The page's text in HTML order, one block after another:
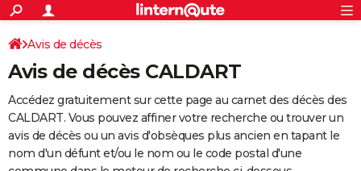
ACTUALITÉS
Politique
Société
Faits Divers
Education
Monde
Villes
+
SPORT
Coupe du monde 2026
Football
Tennis
Cyclisme
Rugby
Forum
Programme TV
TNT
Streaming
Cinéma
Sorties cinéma
Musique
+
FINANCE
Retraite
Epargne
Immobilier
Risques naturels par ville
Banque
Assurance
AUTO
Avis de décès
Avis de décès CALDART
Accédez gratuitement sur cette page au carnet des décès des
CALDART. Vous pouvez affiner votre recherche ou trouver un
avis de décès ou un avis d'obsèques plus ancien en tapant le
nom d'un défunt et/ou le nom ou le code postal d'une